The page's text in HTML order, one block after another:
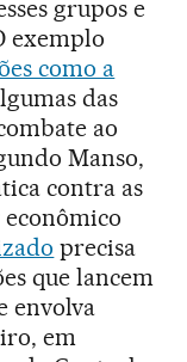
grupos e
exemplo
como a
das
ao
Manso,
contra as
precisa
que lancem
envolva
em